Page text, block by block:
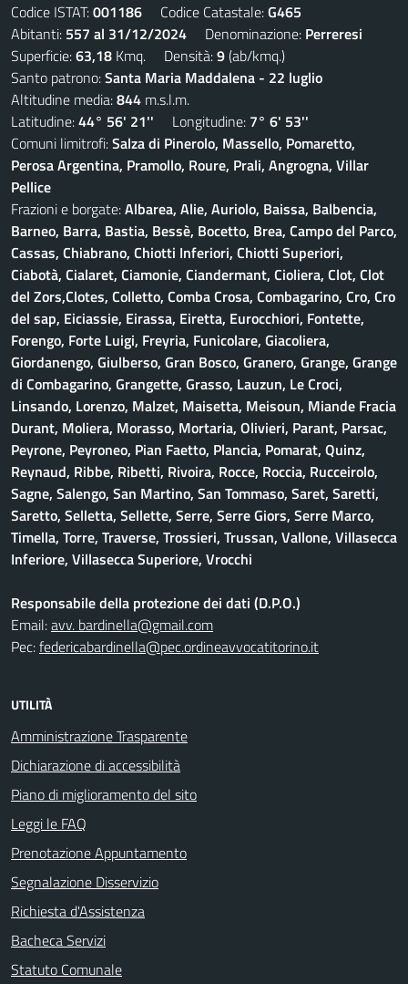
Codice ISTAT:001186 Codice Catastale:G465
Abitanti: 557 al 31/12/2024 Denominazione: Perreresi
Superficie:63,18 Kmq. Densità:9(ab/kmq.)
Santo patrono:Santa Maria Maddalena - 22 luglio
Altitudine media:844 m.s.l.m.
Latitudine:44° 56' 21'' Longitudine: 7° 6' 53''
Comuni limitrofi:Salza di Pinerolo, Massello, Pomaretto,
Perosa Argentina, Pramollo, Roure, Prali, Angrogna, Villar
Pellice
Frazioni e borgate:Albarea, Alie, Auriolo, Baissa, Balbencia,
Barneo, Barra, Bastia, Bessè, Bocetto, Brea, Campo del Parco,
Cassas, Chiabrano, Chiotti Inferiori, Chiotti Superiori,
Ciabotà, Cialaret, Ciamonie, Ciandermant, Cioliera, Clot, Clot
del Zors,Clotes, Colletto, Comba Crosa, Combagarino, Cro, Cro
del sap, Eiciassie, Eirassa, Eiretta, Eurocchiori, Fontette,
Forengo, Forte Luigi, Freyria, Funicolare, Giacoliera,
Giordanengo, Giulberso, Gran Bosco, Granero, Grange, Grange
di Combagarino, Grangette, Grasso, Lauzun, Le Croci,
Linsando, Lorenzo, Malzet, Maisetta, Meisoun, Miande Fracia
Durant, Moliera, Morasso, Mortaria, Olivieri, Parant, Parsac,
Peyrone, Peyroneo, Pian Faetto, Plancia, Pomarat, Quinz,
Reynaud, Ribbe, Ribetti, Rivoira, Rocce, Roccia, Rucceirolo,
Sagne, Salengo, San Martino, San Tommaso, Saret, Saretti,
Saretto, Selletta, Sellette, Serre, Serre Giors, Serre Marco,
Timella, Torre, Traverse, Trossieri, Trussan, Vallone, Villasecca
Inferiore, Villasecca Superiore, Vrocchi
Responsabile della protezione dei dati (D.P.O.)
Email:avv. bardinella@gmail.com
Pec:federicabardinella@pec.ordineavvocatitorino.it
UTILITÀ
Amministrazione Trasparente
Dichiarazione di accessibilità
Piano di miglioramento del sito
Leggi le FAQ
Prenotazione Appuntamento
Segnalazione Disservizio
Richiesta d'Assistenza
Bacheca Servizi
Statuto Comunale